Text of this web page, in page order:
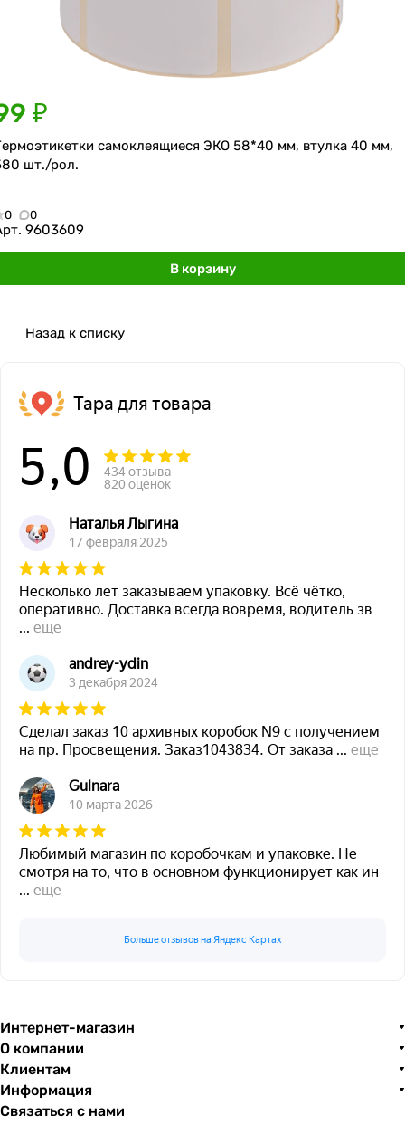
₽
самоклеящиеся ЭКО 58*40 мм, втулка 40 мм,
шт./рол.
0 0
9603609
В корзину
Назад к списку
Тара для товара
5,0
434 отзыва
820 оценок
Наталья Лыгина
17 февраля 2025
Несколько лет заказываем упаковку. Всё чётко,
оперативно. Доставка всегда вовремя, водитель зв
... еще
andrey-ydin
3 декабря 2024
Сделал заказ 10 архивных коробок N9 с получением
на пр. Просвещения. Заказ1043834. От заказа ... еще
Gulnara
10 марта 2026
Любимый магазин по коробочкам и упаковке. Не
смотря на то, что в основном функционирует как ин
... еще
Больше отзывов на Яндекс Картах
Интернет-магазин
О компании
Клиентам
Информация
Связаться с нами